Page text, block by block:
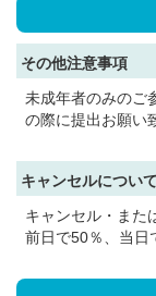
その他注意事項
未成年者のみのご
の際に提出お願い
キャンセルについて
キャンセル・また
前日で50％、当日